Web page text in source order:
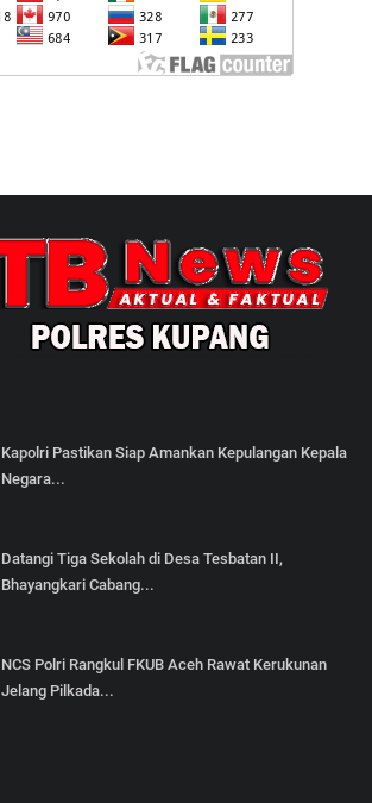
Kapolri Pastikan Siap Amankan Kepulangan Kepala
Negara...
Datangi Tiga Sekolah di Desa Tesbatan II,
Bhayangkari Cabang...
NCS Polri Rangkul FKUB Aceh Rawat Kerukunan
Jelang Pilkada...